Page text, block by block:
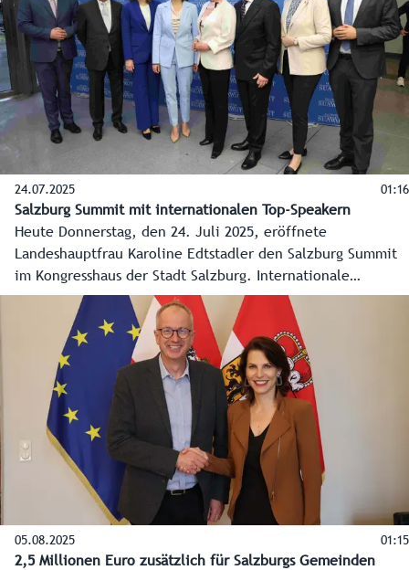
24.07.2025 01:16
Salzburg Summit mit internationalen Top-Speakern
Heute Donnerstag, den 24. Juli 2025, eröffnete
Landeshauptfrau Karoline Edtstadler den Salzburg Summit
im Kongresshaus der Stadt Salzburg. Internationale
Spitzenvertreter aus Politik, Wirtschaft und Wissenschaft
diskutieren dort bis morgen Freitag noch Strategien und
Lösungsvorschläge für die aktuellen geopolitischen und
wirtschaftlichen Krisen und Herausforderungen.
05.08.2025 01:15
2,5 Millionen Euro zusätzlich für Salzburgs Gemeinden